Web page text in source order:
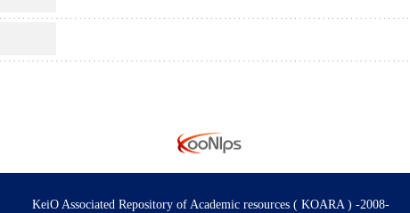
KeiO Associated Repository of Academic resources ( KOARA ) -2008-